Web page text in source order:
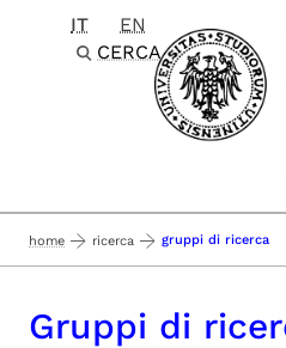
Passa al contenuto
IT
EN
CERCA
home ricerca gruppi di ricerca
Gruppi di